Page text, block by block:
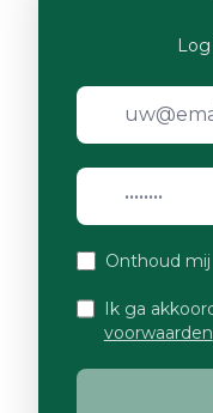
Onthoud mij
Ik ga
voorwaarden